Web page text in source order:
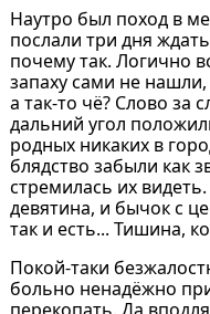
Наутро был поход в
послали три дня
почему так. Логично
запаху сами не
а так-то чё? Слово за
дальний угол
родных никаких в
блядство забыли как
стремилась их
девятина, и бычок с
так и есть... Тишина,
Покой-таки
больно ненадёжно
перекопать. Да